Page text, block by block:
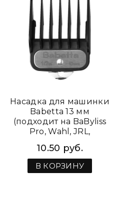
Насадка для машинки
Babetta 13 мм
(подходит на BaByliss
Pro, Wahl, JRL,
RAGNAR)
10.50 руб.
В КОРЗИНУ